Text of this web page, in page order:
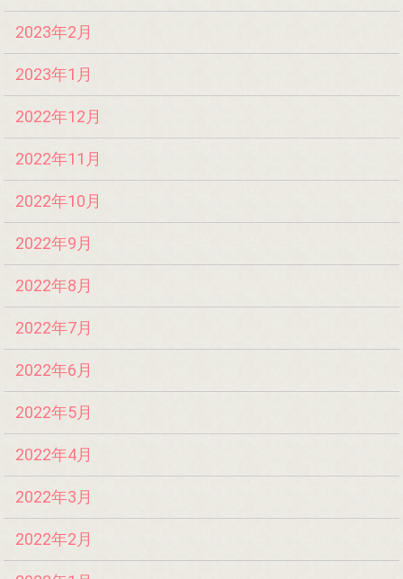
2023年2月
2023年1月
2022年12月
2022年11月
2022年10月
2022年9月
2022年8月
2022年7月
2022年6月
2022年5月
2022年4月
2022年3月
2022年2月